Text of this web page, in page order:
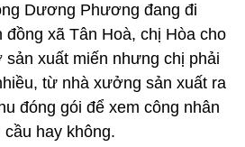
Dương Phương đang đi
đồng xã Tân Hoà, chị Hòa cho
sản xuất miến nhưng chị phải
từ nhà xưởng sản xuất ra
đóng gói để xem công nhân
cầu hay không.